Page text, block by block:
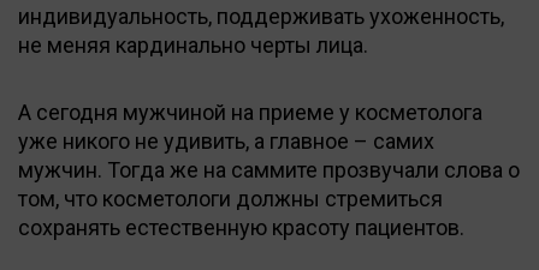
индивидуальность, поддерживать ухоженность,
не меняя кардинально черты лица.
А сегодня мужчиной на приеме у косметолога
уже никого не удивить, а главное – самих
мужчин. Тогда же на саммите прозвучали слова о
том, что косметологи должны стремиться
сохранять естественную красоту пациентов.